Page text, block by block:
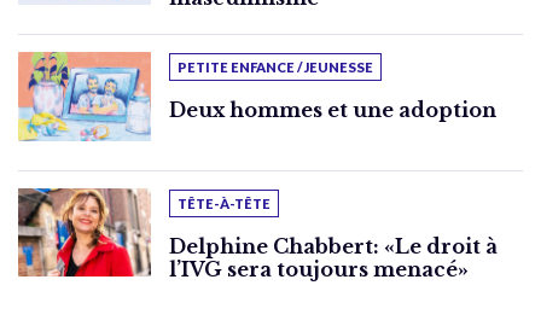
PETITE ENFANCE / JEUNESSE
Deux hommes et une adoption
TÊTE-À-TÊTE
Delphine Chabbert: «Le droit à
l’IVG sera toujours menacé»